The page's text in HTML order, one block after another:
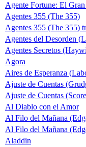
Agente Fortune: El
Agentes 355 (The 355)
Agentes 355 (The 355)
Agentes del Desorden
Agentes Secretos
Agora
Aires de Esperanza
Ajuste de Cuentas
Ajuste de Cuentas
Al Diablo con el Amor
Al Filo del Mañana
Al Filo del Mañana
Aladdin